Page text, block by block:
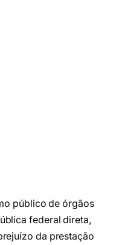
público de órgãos
federal direta,
da prestação